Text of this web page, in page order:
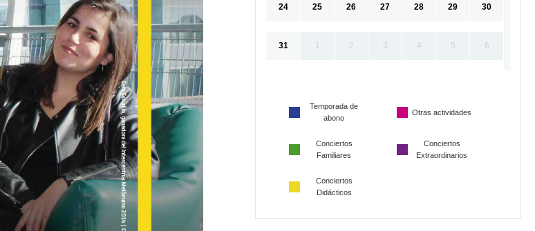
24 25 26 27 28 29 30
31 1 2 3 4 5 6
Temporada de
abono
Otras actividades
Conciertos
Familiares
Conciertos
Extraordinarios
Conciertos
Didácticos